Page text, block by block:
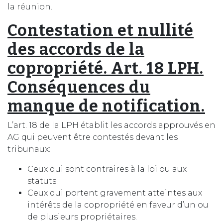
la réunion.
Contestation et nullité
des accords de la
copropriété. Art. 18 LPH.
Conséquences du
manque de notification.
L’art. 18 de la LPH établit les accords approuvés en
AG qui peuvent être contestés devant les
tribunaux:
Ceux qui sont contraires à la loi ou aux
statuts.
Ceux qui portent gravement atteintes aux
intérêts de la copropriété en faveur d’un ou
de plusieurs propriétaires.